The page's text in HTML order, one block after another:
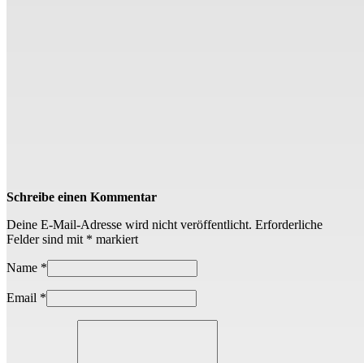
Schreibe einen Kommentar
Deine E-Mail-Adresse wird nicht veröffentlicht. Erforderliche
Felder sind mit * markiert
Name *
Email *